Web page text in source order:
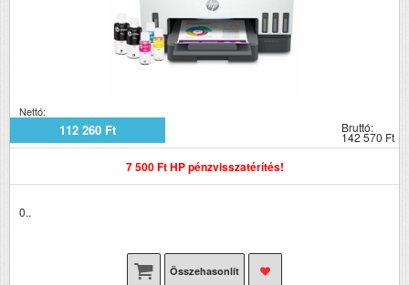
Nettó:
112 260 Ft Bruttó:
142 570 Ft
7 500 Ft HP pénzvisszatérítés!
0..
Összehasonlít